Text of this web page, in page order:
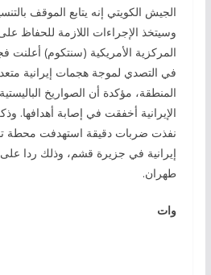
الجيش الكويتي إنه يتابع الموقف
وسيتخذ الإجراءات اللازمة للحفاظ على
المركزية الأمريكية (سنتكوم) أعلنت
في التصدي لموجة هجمات إيرانية
المنطقة، مؤكدة أن الصواريخ
الإيرانية أخفقت في إصابة أهدافها.
نفذت ضربات دقيقة استهدفت محطة
إيرانية في جزيرة قشم، وذلك ردا
طهران.
وات